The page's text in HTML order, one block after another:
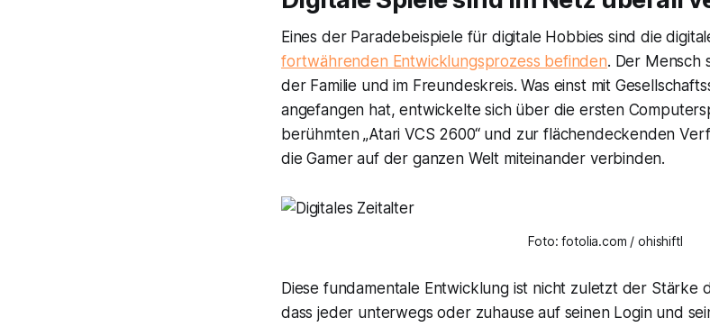
Eines der Paradebeispiele für digitale Hobbies sind die
fortwährenden Entwicklungsprozess befinden. Der Mensch
der Familie und im Freundeskreis. Was einst mit
angefangen hat, entwickelte sich über die ersten
berühmten „Atari VCS 2600“ und zur flächendeckenden
die Gamer auf der ganzen Welt miteinander verbinden.
Foto: fotolia.com / ohishiftl
Diese fundamentale Entwicklung ist nicht zuletzt der Stärke
dass jeder unterwegs oder zuhause auf seinen Login und